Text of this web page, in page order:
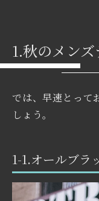
1.秋のメン
では、早速とって
しょう。
1-1.オールブラ